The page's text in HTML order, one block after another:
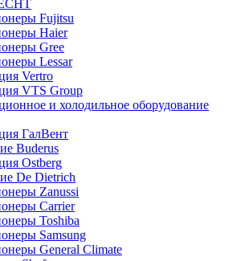
Fujitsu
Haier
Gree
Lessar
Vertro
VTS Group
и холодильное оборудование
ГалВент
Buderus
Ostberg
De Dietrich
Zanussi
Carrier
Toshiba
Samsung
General Climate